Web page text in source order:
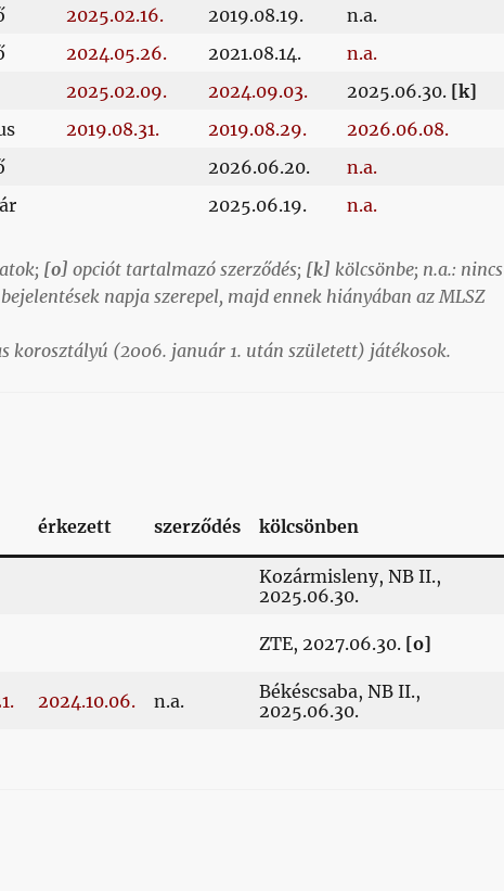
2025.02.16. 2019.08.19.
n.a.
2024.05.26. 2021.08.14.
n.a.
2025.02.09. 2024.09.03. 2025.06.30. [k]
2019.08.31. 2019.08.29.
2026.06.08.
2026.06.20.
n.a.
2025.06.19. n.a.
[o] opciót tartalmazó szerződés; [k] kölcsönbe; n.a.: nincs
napja szerepel, majd ennek hiányában az MLSZ
korosztályú (2006. január 1. után született) játékosok.
érkezett szerződés kölcsönben
Kozármisleny, NB II.,
2025.06.30.
ZTE, 2027.06.30. [o]
2024.10.06. n.a.
Békéscsaba, NB II.,
2025.06.30.